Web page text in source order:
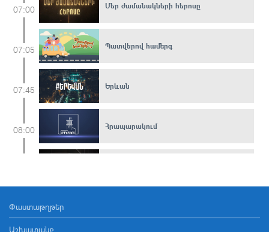
Մեր ժամանակների հերոսը
07:00
Պատվերով համերգ
07:05
Երևան
07:45
Հրապարակում
08:00
08:50
Փաստաթղթեր
Աշխատանք